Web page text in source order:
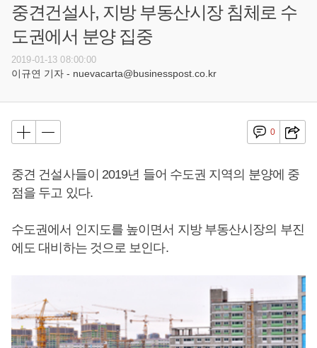
중견건설사, 지방 부동산시장 침체로 수
도권에서 분양 집중
2019-01-13 08:00:00
이규연 기자 - nuevacarta@businesspost.co.kr
0
중견 건설사들이 2019년 들어 수도권 지역의 분양에 중
점을 두고 있다.
수도권에서 인지도를 높이면서 지방 부동산시장의 부진
에도 대비하는 것으로 보인다.